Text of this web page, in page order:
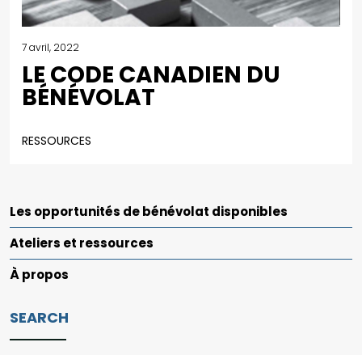
7 avril, 2022
LE CODE CANADIEN DU
BÉNÉVOLAT
RESSOURCES
Les opportunités de bénévolat disponibles
Ateliers et ressources
À propos
SEARCH